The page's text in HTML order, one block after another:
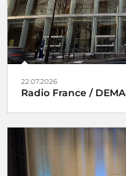
22.07.2026
Radio France /